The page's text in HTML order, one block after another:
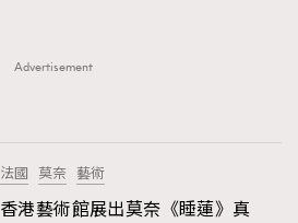
Paris
Advertisement
法國 莫奈 藝術
香港藝術館展出莫奈《睡蓮》真